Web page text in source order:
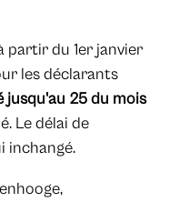
partir du 1er janvier
les déclarants
jusqu'au 25 du mois
Le délai de
inchangé.